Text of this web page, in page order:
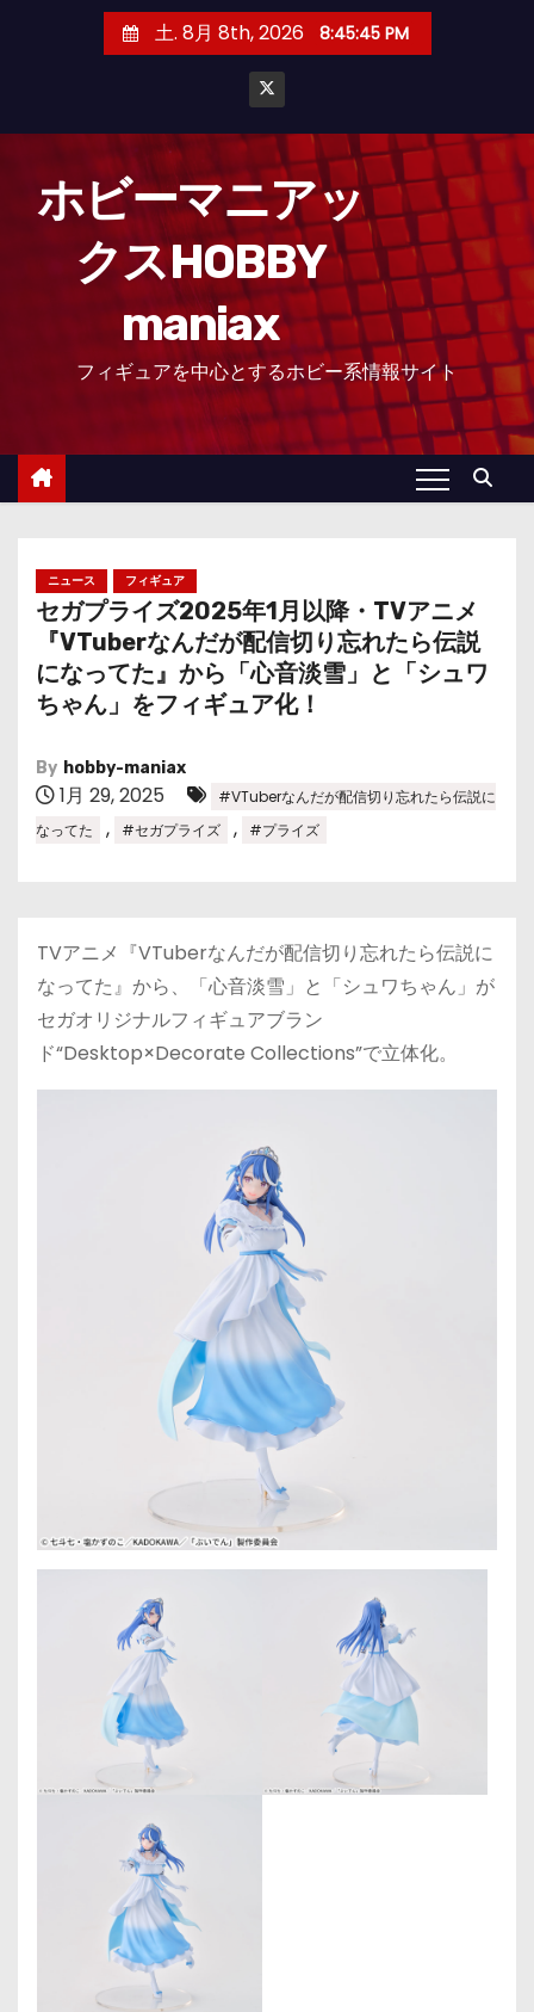
土. 8月 8th, 2026 8:45:45 PM
ホビーマニアッ
クスHOBBY
maniax
フィギュアを中心とするホビー系情報サイト
ニュース フィギュア
セガプライズ2025年1月以降・TVアニメ
『VTuberなんだが配信切り忘れたら伝説
になってた』から「心音淡雪」と「シュワ
ちゃん」をフィギュア化！
By hobby-maniax
1月 29, 2025
#VTuberなんだが配信切り忘れたら伝説に
なってた
, #セガプライズ , #プライズ
TVアニメ『VTuberなんだが配信切り忘れたら伝説に
なってた』から、「心音淡雪」と「シュワちゃん」が
セガオリジナルフィギュアブラン
ド“Desktop×Decorate Collections”で立体化。